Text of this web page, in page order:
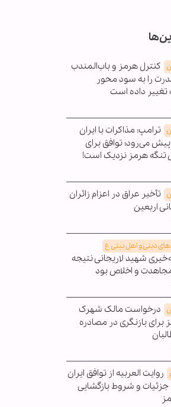
کنترل هرمز و باب‌المندب
را به سود محور
داده است
ترامپ: مذاکرات با ایران
می‌رود؛ توافق برای
تنگه هرمز نزدیک است!
تأخیر عراق در اعزام زائران
اربعین
دینی و اهل بیتی ع
شهید لاریجانی نتیجه
و اخلاص بود
درخواست مالک شهرک
برای بازنگری در مصادره
روایت العربیه از توافق ایران
جزئیات و شروط بازگشایی